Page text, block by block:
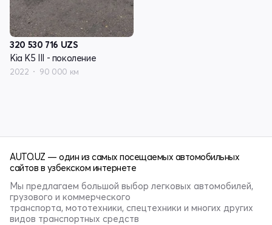
320 530 716 UZS
Kia K5 III - поколение
2022 90 000 км
AUTO.UZ — один из самых посещаемых автомобильных
сайтов в узбекском интернете
Мы предлагаем большой выбор легковых автомобилей,
грузового и коммерческого
транспорта, мототехники, спецтехники и многих других
видов транспортных средств